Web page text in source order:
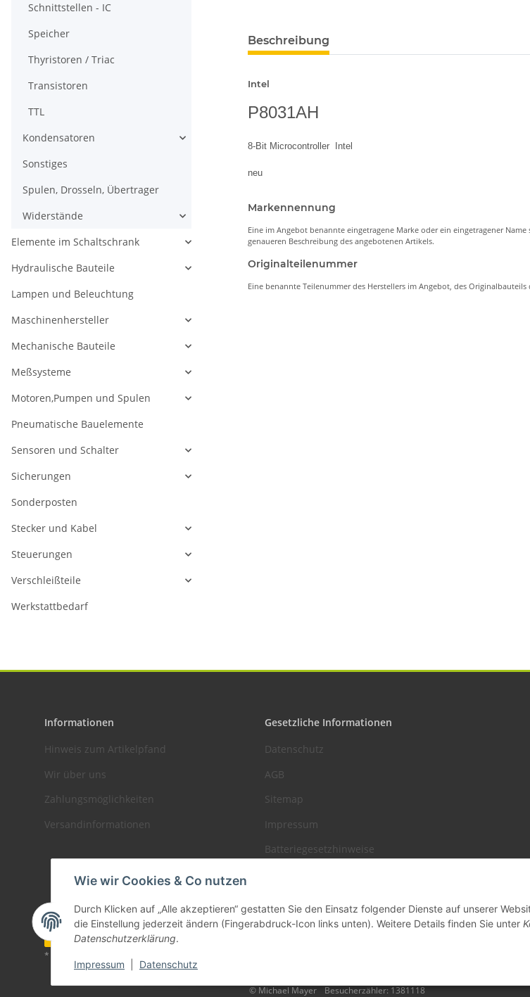
Wie wir Cookies & Co nutzen
Durch Klicken auf „Alle akzeptieren“ gestatten Sie den Einsatz folgender Dienste auf unserer
die Einstellung jederzeit ändern (Fingerabdruck-Icon links unten). Weitere Details finden Sie unter
Datenschutzerklärung.
Impressum Datenschutz
Beschreibung
Intel
P8031AH
8-Bit Microcontroller Intel
neu
Markennennung
Eine im Angebot benannte eingetragene Marke oder ein eingetragener
genaueren Beschreibung des angebotenen Artikels.
Originalteilenummer
Eine benannte Teilenummer des Herstellers im Angebot, des
Schnittstellen - IC
Speicher
Thyristoren / Triac
Transistoren
TTL
Kondensatoren
Sonstiges
Spulen, Drosseln, Übertrager
Widerstände
Elemente im Schaltschrank
Hydraulische Bauteile
Lampen und Beleuchtung
Maschinenhersteller
Mechanische Bauteile
Meßsysteme
Motoren,Pumpen und Spulen
Pneumatische Bauelemente
Sensoren und Schalter
Sicherungen
Sonderposten
Stecker und Kabel
Steuerungen
Verschleißteile
Werkstattbedarf
Informationen
Hinweis zum Artikelpfand
Wir über uns
Zahlungsmöglichkeiten
Versandinformationen
Gesetzliche Informationen
Datenschutz
AGB
Sitemap
Impressum
Batteriegesetzhinweise
Vertrag widerrufen
* Alle Preise zzgl. gesetzlicher USt., zzgl.
© Michael Mayer Besucherzähler: 1381118